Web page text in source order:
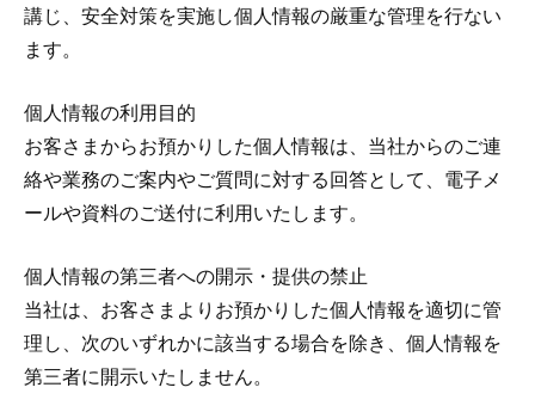
講じ、安全対策を実施し個人情報の厳重な管理を行ない
ます。
個人情報の利用目的
お客さまからお預かりした個人情報は、当社からのご連
絡や業務のご案内やご質問に対する回答として、電子メ
ールや資料のご送付に利用いたします。
個人情報の第三者への開示・提供の禁止
当社は、お客さまよりお預かりした個人情報を適切に管
理し、次のいずれかに該当する場合を除き、個人情報を
第三者に開示いたしません。